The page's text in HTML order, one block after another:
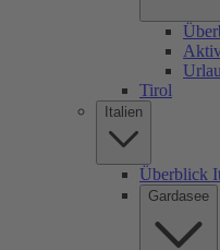
Tirol
Italien
Überblick
Gardasee